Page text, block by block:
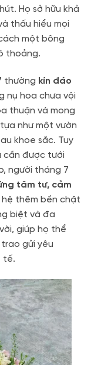
Họ sở hữu khả
thấu hiểu mọi
một bông
thoảng.
thường kín đáo
nụ hoa chưa vội
thuận và mong
như một vườn
khoe sắc. Tuy
cần được tưới
người tháng 7
tâm tư, cảm
thêm bền chặt
biệt và đa
giúp họ thể
gửi yêu
tế.